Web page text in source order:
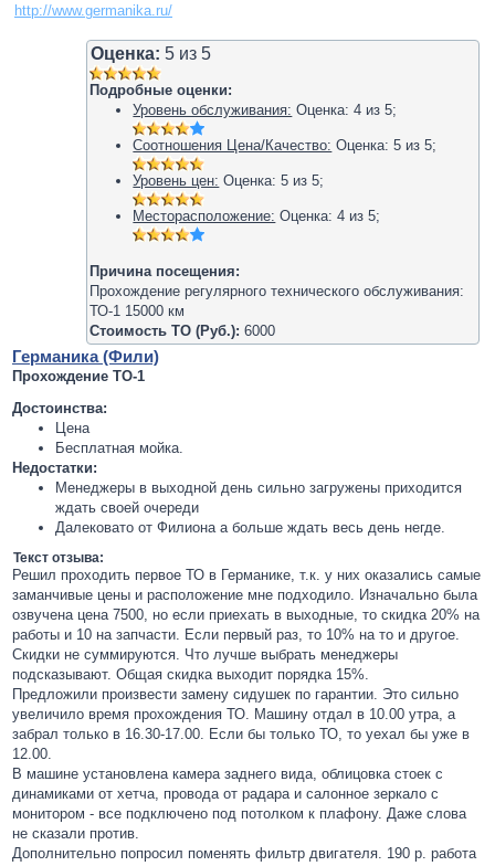
http://www.germanika.ru/
Оценка: 5 из5
Подробные оценки:
Уровень обслуживания: Оценка:4 из5;
Соотношения Цена/Качество: Оценка:5 из5;
Уровень цен: Оценка:5 из5;
Месторасположение: Оценка:4 из5;
Причина посещения:
Прохождение регулярного технического обслуживания:
ТО-1 15000 км
Стоимость ТО (Руб.): 6000
Германика (Фили)
Прохождение ТО-1
Достоинства:
Цена
Бесплатная мойка.
Недостатки:
Менеджеры в выходной день сильно загружены приходится
ждать своей очереди
Далековато от Филиона а больше ждать весь день негде.
Текст отзыва:
Решил проходить первое ТО в Германике, т.к. у них оказались самые
заманчивые цены и расположение мне подходило. Изначально была
озвучена цена 7500, но если приехать в выходные, то скидка 20% на
работы и 10 на запчасти. Если первый раз, то 10% на то и другое.
Скидки не суммируются. Что лучше выбрать менеджеры
подсказывают. Общая скидка выходит порядка 15%.
Предложили произвести замену сидушек по гарантии. Это сильно
увеличило время прохождения ТО. Машину отдал в 10.00 утра, а
забрал только в 16.30-17.00. Если бы только ТО, то уехал бы уже в
12.00.
В машине установлена камера заднего вида, облицовка стоек с
динамиками от хетча, провода от радара и салонное зеркало с
монитором - все подключено под потолком к плафону. Даже слова
не сказали против.
Дополнительно попросил поменять фильтр двигателя. 190 р. работа